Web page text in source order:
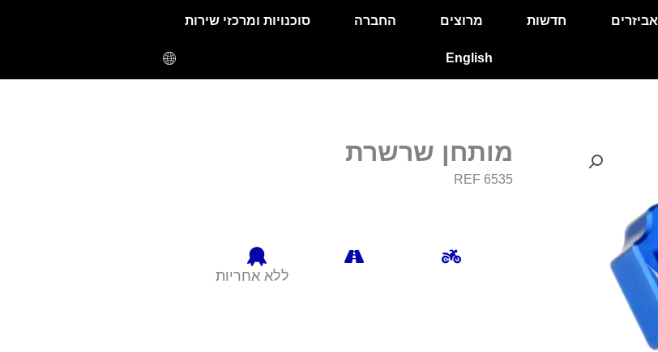
אביזרים חדשות מרוצים החברה סוכנויות ומרכזי שירות
English
מותחן שרשרת
REF 6535
ללא אחריות